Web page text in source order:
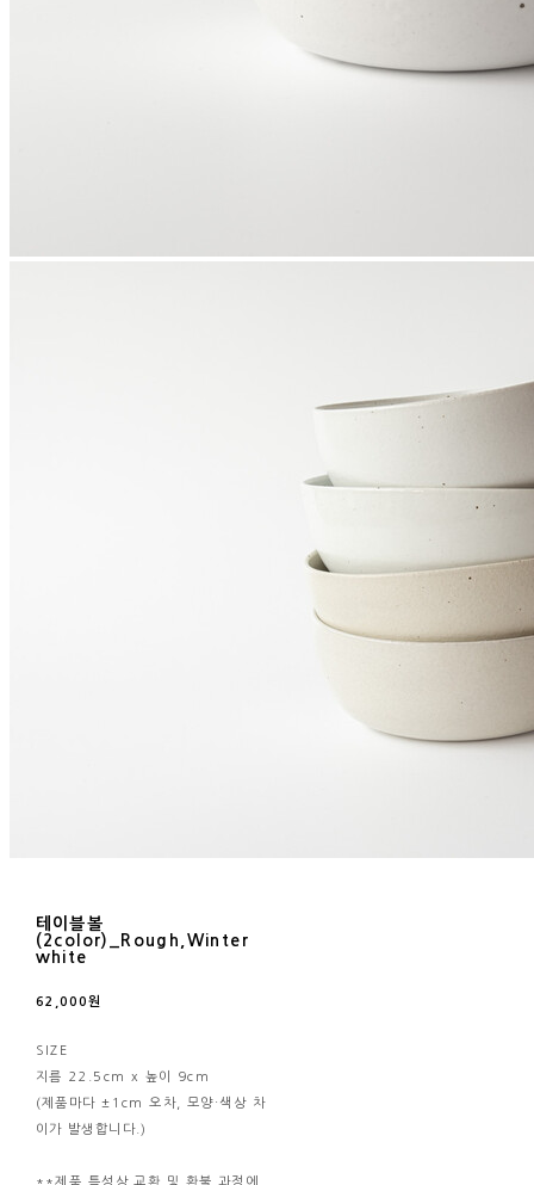
테이블볼
(2color)_Rough,Winter
white
62,000원
SIZE
지름 22.5cm x 높이 9cm
(제품마다 ±1cm 오차, 모양·색상 차
이가 발생합니다.)
**제품 특성상 교환 및 환불 과정에